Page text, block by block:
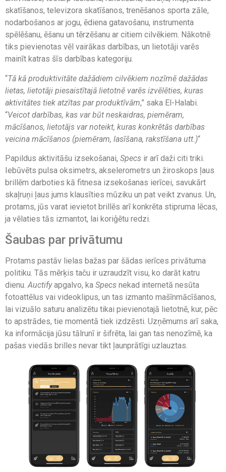
skatīšanos, televizora skatīšanos, trenēšanos sporta zāle,
nodarbošanos ar jogu, ēdiena gatavošanu, instrumenta
spēlēšanu, ēšanu un tērzēšanu ar citiem cilvēkiem. Nākotnē
tiks pievienotas vēl vairākas darbības, un lietotāji varēs
mainīt katras šīs darbības kategoriju.
“Tā kā produktivitāte dažādiem cilvēkiem nozīmē dažādas
lietas, lietotāji piesaistītajā lietotnē varēs izvēlēties, kuras
aktivitātes tiek atzītas par produktīvām,” saka El-Halabi.
“Veicot darbības, kas var būt neskaidras, piemēram,
mācīšanos, lietotājs var noteikt, kuras konkrētās darbības
veicina mācīšanos (piemēram, lasīšana, rakstīšana utt.)“
Papildus aktivitāšu izsekošanai, Specs ir arī daži citi triki.
Iebūvēts pulsa oksimetrs, akselerometrs un žiroskops ļaus
brillēm darboties kā fitnesa izsekošanas ierīcei, savukārt
skaļruņi ļaus jums klausīties mūziku un pat veikt zvanus. Un,
protams, jūs varat ievietot brillēs arī konkrēta stipruma lēcas,
ja vēlaties tās izmantot, lai koriģētu redzi.
Šaubas par privātumu
Protams pastāv lielas bažas par šādas ierīces privātuma
politiku. Tās mērķis taču ir uzraudzīt visu, ko darāt katru
dienu. Auctifyapgalvo, ka Specs nekad internetā nesūta
fotoattēlus vai videoklipus, un tas izmanto mašīnmācīšanos,
lai vizuālo saturu analizētu tikai pievienotajā lietotnē, kur, pēc
to apstrādes, tie momentā tiek izdzēsti. Uzņēmums arī saka,
ka informācija jūsu tālrunī ir šifrēta, lai gan tas nenozīmē, ka
pašas viedās brilles nevar tikt ļaunprātīgi uzlauztas.